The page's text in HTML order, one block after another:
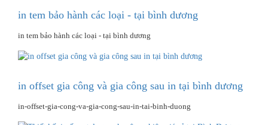
in tem bảo hành các loại - tại bình dương
in tem bảo hành các loại - tại bình dương
in offset gia công và gia công sau in tại bình dương
in-offset-gia-cong-va-gia-cong-sau-in-tai-binh-duong